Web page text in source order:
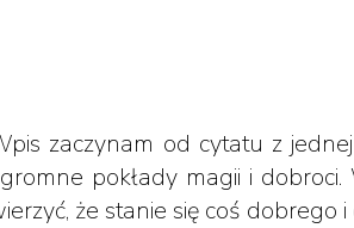
zaczynam od cytatu z
pokłady magii i
że stanie się coś dobrego